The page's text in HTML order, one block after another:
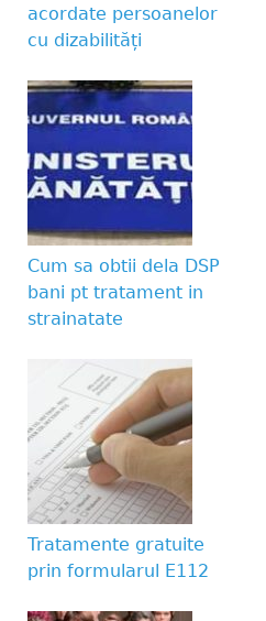
acordate persoanelor
cu dizabilități
Cum sa obtii dela DSP
bani pt tratament in
strainatate
Tratamente gratuite
prin formularul E112